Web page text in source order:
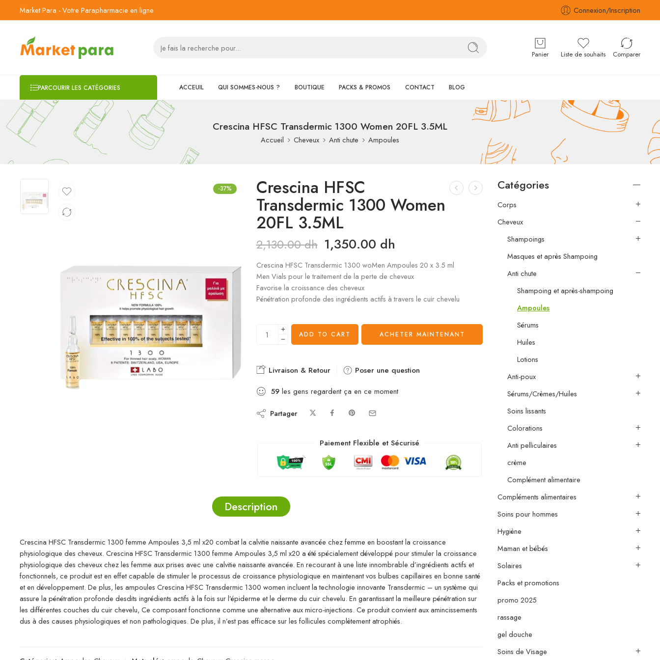
Market Para - Votre Parapharmacie en ligne Connexion/Inscription
Panier Liste de souhaits Comparer
PARCOURIR LES CATÉGORIES ACCEUIL QUI SOMMES-NOUS ? BOUTIQUE PACKS & PROMOS CONTACT BLOG
Crescina HFSC Transdermic 1300 Women 20FL 3.5ML
Accueil Cheveux Anti chute Ampoules
-37% Crescina HFSC
Transdermic 1300 Women
20FL 3.5ML
2,130.00dh 1,350.00 dh
Crescina HFSC Transdermic 1300 woMen Ampoules 20 x 3.5 ml
Men Vials pour le traitement de la perte de cheveux
Favorise la croissance des cheveux
Pénétration profonde des ingrédients actifs à travers le cuir chevelu
ADD TO CART ACHETER MAINTENANT
Livraison & Retour
Poser une question
59les gens regardent ça en ce moment
Partager
Paiement Flexible et Sécurisé
Description
Crescina HFSC Transdermic 1300 femme Ampoules 3,5 ml x20 combat la calvitie naissante avancée chez femme en boostant la croissance
physiologique des cheveux. Crescina HFSC Transdermic 1300 femme Ampoules 3,5 ml x20 a été spécialement développé pour stimuler la croissance
physiologique des cheveux chez les femme aux prises avec une calvitie naissante avancée. En recourant à une liste innombrable d’ingrédients actifs et
fonctionnels, ce produit est en effet capable de stimuler le processus de croissance physiologique en maintenant vos bulbes capillaires en bonne santé
et en développement. De plus, les ampoules Crescina HFSC Transdermic 1300 women incluent la technologie innovante Transdermic – un système qui
assure la pénétration profonde desdits ingrédients actifs à la fois sur l’épiderme et le derme du cuir chevelu. En garantissant la meilleure pénétration sur
les différentes couches du cuir chevelu, Ce composant fonctionne comme une alternative aux micro-injections. Ce produit convient aux amincissements
dus à des causes physiologiques et non pathologiques. De plus, il n’est pas efficace sur les follicules complètement atrophiés.
Catégories
Corps
Cheveux
Shampoings
Masques et après Shampoing
Anti chute
Shampoing et après-shampoing
Ampoules
Sérums
Huiles
Lotions
Anti-poux
Sérums/Crèmes/Huiles
Soins lissants
Colorations
Anti pelliculaires
crème
Complément alimentaire
Compléments alimentaires
Soins pour hommes
Hygiène
Maman et bébés
Solaires
Packs et promotions
promo 2025
rassage
gel douche
Soins de Visage